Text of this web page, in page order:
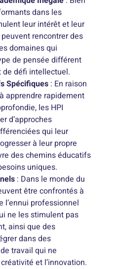
dans les
leur intérêt et leur
rencontrer des
domaines qui
de pensée différent
défi intellectuel.
Spécifiques : En raison
apprendre rapidement
les HPI
d’approches
qui leur
à leur propre
des chemins éducatifs
uniques.
: Dans le monde du
être confrontés à
l’ennui professionnel
ne les stimulent pas
ainsi que des
dans des
travail qui ne
et l’innovation.